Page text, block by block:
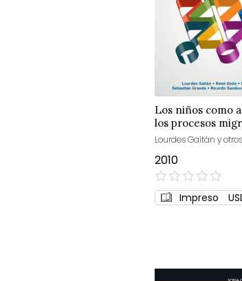
Los niños como
los procesos
Lourdes Gaitán y otros
2010
0%
Impreso